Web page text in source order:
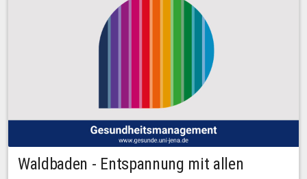
Waldbaden - Entspannung mit allen